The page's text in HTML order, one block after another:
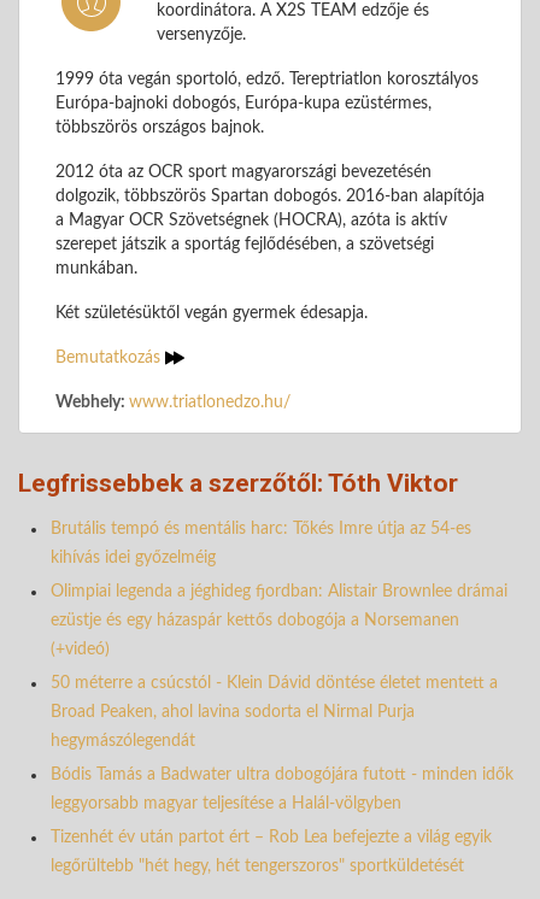
koordinátora. A X2S TEAM edzője és
versenyzője.
1999 óta vegán sportoló, edző. Tereptriatlon korosztályos
Európa-bajnoki dobogós, Európa-kupa ezüstérmes,
többszörös országos bajnok.
2012 óta az OCR sport magyarországi bevezetésén
dolgozik, többszörös Spartan dobogós. 2016-ban alapítója
a Magyar OCR Szövetségnek (HOCRA), azóta is aktív
szerepet játszik a sportág fejlődésében, a szövetségi
munkában.
Két születésüktől vegán gyermek édesapja.
Bemutatkozás
Webhely: www.triatlonedzo.hu/
Legfrissebbek a szerzőtől: Tóth Viktor
Brutális tempó és mentális harc: Tőkés Imre útja az 54-es
kihívás idei győzelméig
Olimpiai legenda a jéghideg fjordban: Alistair Brownlee drámai
ezüstje és egy házaspár kettős dobogója a Norsemanen
(+videó)
50 méterre a csúcstól - Klein Dávid döntése életet mentett a
Broad Peaken, ahol lavina sodorta el Nirmal Purja
hegymászólegendát
Bódis Tamás a Badwater ultra dobogójára futott - minden idők
leggyorsabb magyar teljesítése a Halál-völgyben
Tizenhét év után partot ért – Rob Lea befejezte a világ egyik
legőrültebb "hét hegy, hét tengerszoros" sportküldetését